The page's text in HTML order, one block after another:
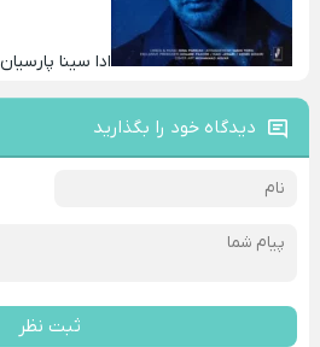
ادا سینا پارسیان
دیدگاه خود را بگذارید
ثبت نظر